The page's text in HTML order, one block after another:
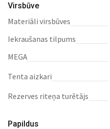
Virsbūve
materiāli virsbūves
iekraušanas tilpums
MEGA
tenta aizkari
rezerves riteņa turētājs
Papildus